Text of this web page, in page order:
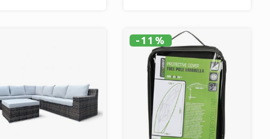
(resistente ai colori, alle
intemperie e ai raggi UV)
-11%